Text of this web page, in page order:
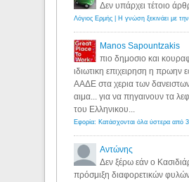
Δεν υπάρχει τέτοιο
Manos Sapountzakis
πιο δημοσιο και
ιδιωτικη επιχειρηση η πρωην
ΑΑΔΕ στα χερια των δανειστων
αιμα... για να πηγαινουν τα
του Ελληνικου...
Αντώνης
Δεν ξέρω εάν ο
πρόσμιξη διαφορετικών